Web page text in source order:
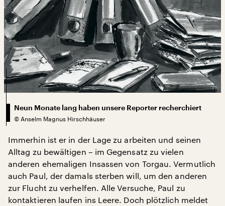
Neun Monate lang haben unsere Reporter recherchiert
© Anselm Magnus Hirschhäuser
Immerhin ist er in der Lage zu arbeiten und seinen
Alltag zu bewältigen – im Gegensatz zu vielen
anderen ehemaligen Insassen von Torgau. Vermutlich
auch Paul, der damals sterben will, um den anderen
zur Flucht zu verhelfen. Alle Versuche, Paul zu
kontaktieren laufen ins Leere. Doch plötzlich meldet